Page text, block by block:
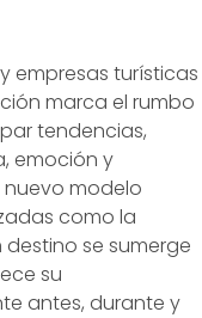
empresas turísticas
marca el rumbo
tendencias,
emoción y
nuevo modelo
como la
se sumerge
su
antes, durante y